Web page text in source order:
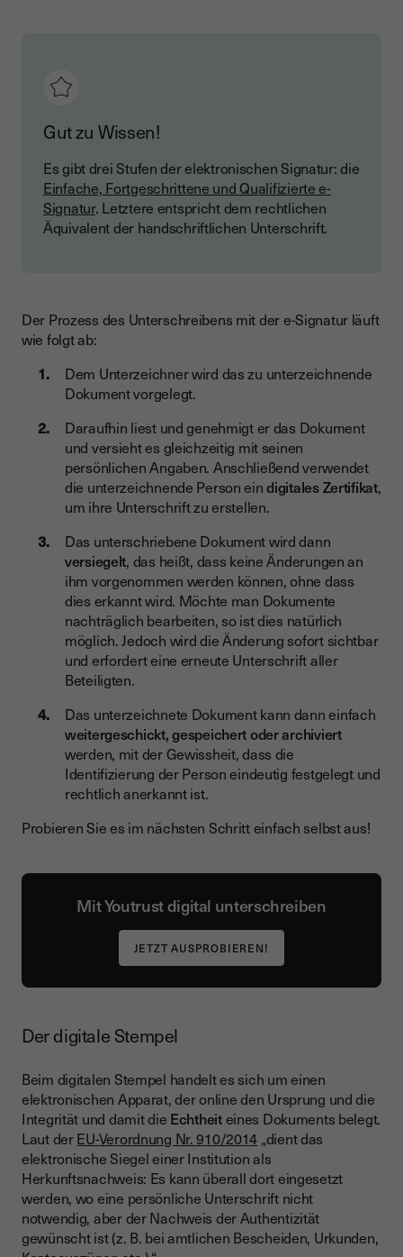
Gut zu Wissen!
Es gibt drei Stufen der elektronischen Signatur: die
Einfache, Fortgeschrittene und Qualifizierte e-
Signatur. Letztere entspricht dem rechtlichen
Äquivalent der handschriftlichen Unterschrift.
Der Prozess des Unterschreibens mit der e-Signatur läuft
wie folgt ab:
Dem Unterzeichner wird das zu unterzeichnende
Dokument vorgelegt.
Daraufhin liest und genehmigt er das Dokument
und versieht es gleichzeitig mit seinen
persönlichen Angaben. Anschließend verwendet
die unterzeichnende Person eindigitales Zertifikat,
um ihre Unterschrift zu erstellen.
Das unterschriebene Dokument wird dann
versiegelt, das heißt, dass keine Änderungen an
ihm vorgenommen werden können, ohne dass
dies erkannt wird. Möchte man Dokumente
nachträglich bearbeiten, so ist dies natürlich
möglich. Jedoch wird die Änderung sofort sichtbar
und erfordert eine erneute Unterschrift aller
Beteiligten.
Das unterzeichnete Dokument kann dann einfach
weitergeschickt, gespeichert oder archiviert
werden, mit der Gewissheit, dass die
Identifizierung der Person eindeutig festgelegt und
rechtlich anerkannt ist.
Probieren Sie es im nächsten Schritt einfach selbst aus!
Mit Youtrust digital unterschreiben
JETZT AUSPROBIEREN!
Der digitale Stempel
Beim digitalen Stempel handelt es sich um einen
elektronischen Apparat, der online den Ursprung und die
Integrität und damit die Echtheiteines Dokuments belegt.
Laut derEU-Verordnung Nr. 910/2014 „dient das
elektronische Siegel einer Institution als
Herkunftsnachweis: Es kann überall dort eingesetzt
werden, wo eine persönliche Unterschrift nicht
notwendig, aber der Nachweis der Authentizität
gewünscht ist (z. B. bei amtlichen Bescheiden, Urkunden,